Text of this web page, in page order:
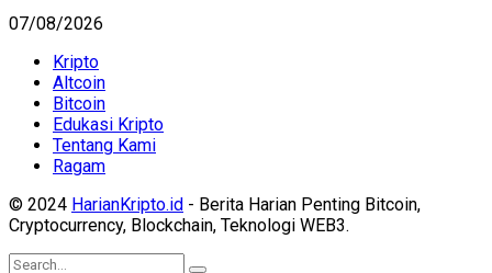
07/08/2026
Kripto
Altcoin
Bitcoin
Edukasi Kripto
Tentang Kami
Ragam
© 2024 HarianKripto.id - Berita Harian Penting Bitcoin,
Cryptocurrency, Blockchain, Teknologi WEB3.